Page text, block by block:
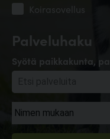
Palveluhaku
Syötä paikkakunta,
Koirasovellus